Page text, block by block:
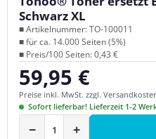
Schwarz XL
■ Artikelnummer: TO-100011
■ für ca. 14.000 Seiten (5%)
■ Preis/100 Seiten: 0,43 €
Regulärer Preis:
59,95 €
Preise inkl. MwSt. zzgl.
Sofort lieferbar! Lieferzeit 1-2
− +